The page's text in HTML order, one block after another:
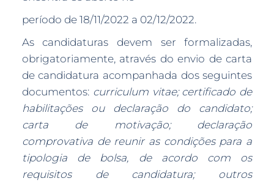
período de 18/11/2022 a 02/12/2022.
As candidaturas devem ser formalizadas,
obrigatoriamente, através do envio de carta
de candidatura acompanhada dos seguintes
documentos: curriculum vitae; certificado de
habilitações ou declaração do candidato;
carta de motivação; declaração
comprovativa de reunir as condições para a
tipologia de bolsa, de acordo com os
requisitos de candidatura; outros